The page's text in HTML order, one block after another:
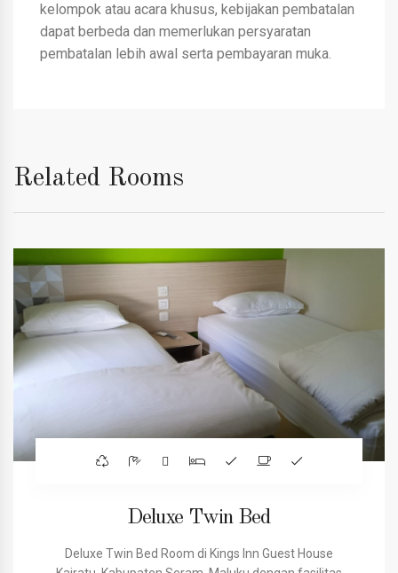
kelompok atau acara khusus, kebijakan pembatalan
dapat berbeda dan memerlukan persyaratan
pembatalan lebih awal serta pembayaran muka.
Related Rooms
Deluxe Twin Bed
Deluxe Twin Bed Room di Kings Inn Guest House